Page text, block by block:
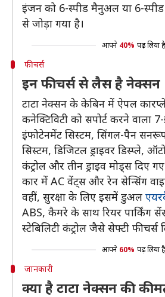
इंजन को 6-स्पीड मैनुअल या 6-
से जोड़ा गया है।
आपने 40% पढ़ लिया है
फीचर्स
इन फीचर्स से लैस है नेक्सन
टाटा नेक्सन के केबिन में ऐपल
कनेक्टिविटी को सपोर्ट करने वाला
इंफोटेनमेंट सिस्टम, सिंगल-पैन
सिस्टम, डिजिटल ड्राइवर डिस्प्ले,
कंट्रोल और तीन ड्राइव मोड्स दिए
कार में AC वेंट्स और रेन सेन्सिंग
वहीं, सुरक्षा के लिए इसमें डुअल
ABS, कैमरे के साथ रियर पार्किंग
स्टेबिलिटी कंट्रोल जैसे सेफ्टी फीचर्स
आपने 60% पढ़ लिया है
जानकारी
क्या है टाटा नेक्सन की